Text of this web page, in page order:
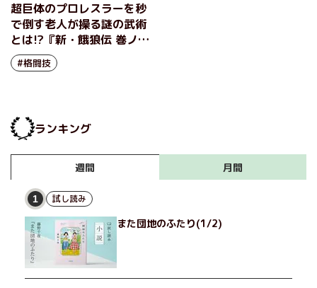
超巨体のプロレスラーを秒
で倒す老人が操る謎の武術
とは!?『新・餓狼伝 巻ノ六
変幻鬼骨編』夢枕獏
#格闘技
ランキング
週間 月間
1 試し読み
また団地のふたり(1/2)